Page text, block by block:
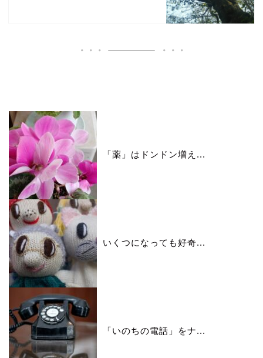
「薬」はドンドン増え...
いくつになっても好奇...
「いのちの電話」をナ...